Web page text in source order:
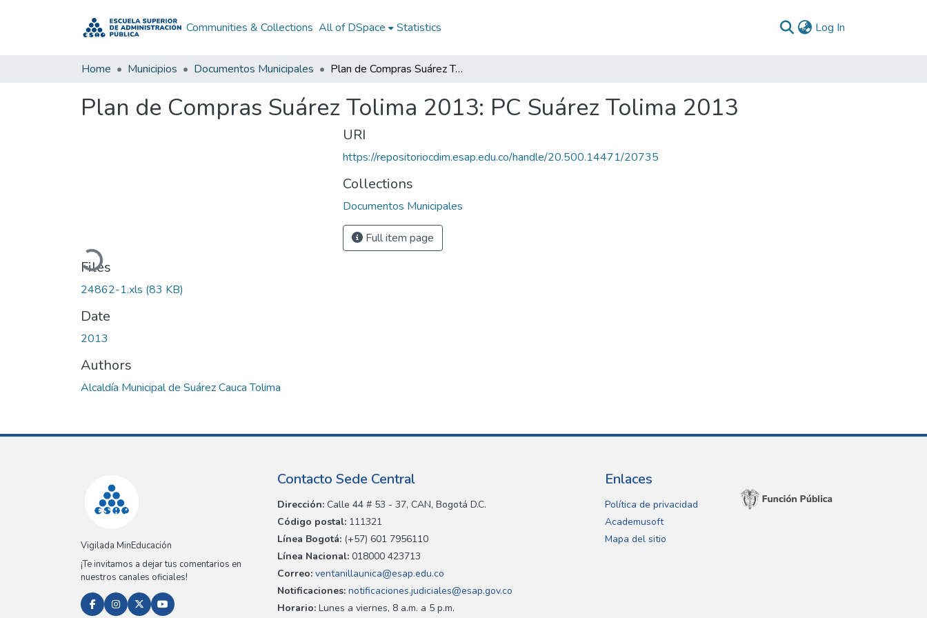
Communities & Collections All of DSpace Statistics Log In
Home Municipios Documentos Municipales Plan de Compras Suárez Tolima 2013: PC Suárez Tolima 2013
Plan de Compras Suárez Tolima 2013: PC Suárez Tolima 2013
Loading...
Files
24862-1.xls (83 KB)
Date
2013
Authors
Alcaldía Municipal de Suárez Cauca Tolima
URI
https://repositoriocdim.esap.edu.co/handle/20.500.14471/20735
Collections
Documentos Municipales
Full item page
Vigilada MinEducación
¡Te invitamos a dejar tus comentarios en
nuestros canales oficiales!
Contacto Sede Central
Dirección: Calle 44 # 53 - 37, CAN, Bogotá D.C.
Código postal: 111321
Línea Bogotá: (+57) 601 7956110
Línea Nacional: 018000 423713
Correo: ventanillaunica@esap.edu.co
Notificaciones: notificaciones.judiciales@esap.gov.co
Horario: Lunes a viernes, 8 a.m. a 5 p.m.
Enlaces
Política de privacidad
Academusoft
Mapa del sitio